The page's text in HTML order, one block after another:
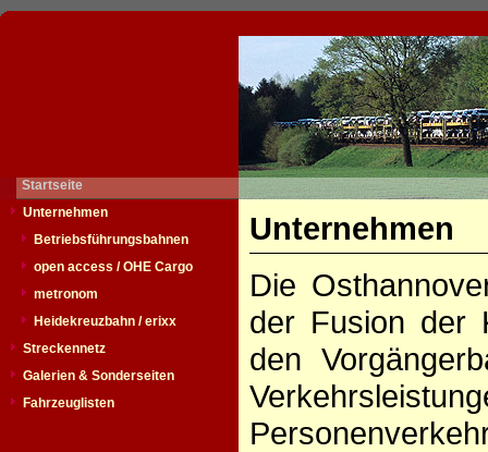
Startseite
Unternehmen
Betriebsführungsbahnen
open access / OHE Cargo
metronom
Heidekreuzbahn / erixx
Streckennetz
Galerien & Sonderseiten
Fahrzeuglisten
Unternehmen
Die
der Fusion der
den